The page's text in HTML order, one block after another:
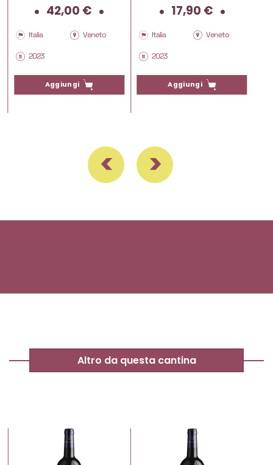
42,00 €
Italia Veneto
2023
Aggiungi
17,90 €
Italia Veneto
2023
Aggiungi
€.
Altro da questa cantina